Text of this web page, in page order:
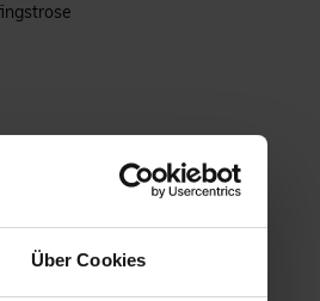
Über Cookies